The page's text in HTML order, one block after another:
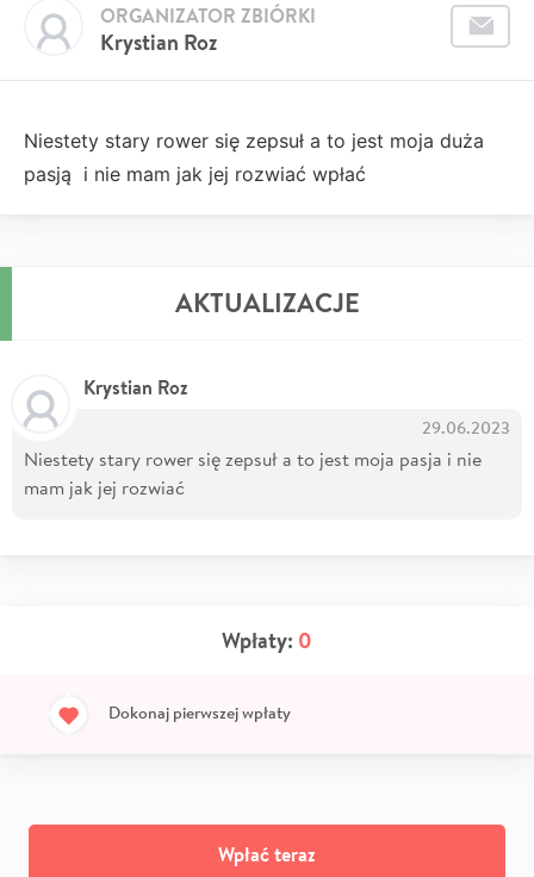
Krystian Roz
ORGANIZATOR ZBIÓRKI
Niestety stary rower się zepsuł a to jest moja duża
pasją i nie mam jak jej rozwiać wpłać
AKTUALIZACJE
Krystian Roz
29.06.2023
Niestety stary rower się zepsuł a to jest moja pasja i nie
mam jak jej rozwiać
Wpłaty: 0
Dokonaj pierwszej wpłaty
Wpłać teraz